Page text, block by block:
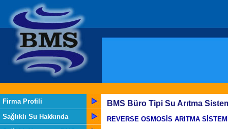
Firma Profili
Sağlıklı Su Hakkında
BMS Büro Tipi Su Arıtma
REVERSE OSMOSİS ARITMA